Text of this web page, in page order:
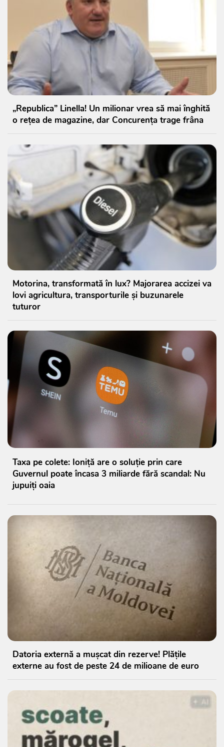
„Republica” Linella! Un milionar vrea să mai înghită
o rețea de magazine, dar Concurența trage frâna
Motorina, transformată în lux? Majorarea accizei va
lovi agricultura, transporturile și buzunarele
tuturor
Taxa pe colete: Ioniță are o soluție prin care
Guvernul poate încasa 3 miliarde fără scandal: Nu
jupuiți oaia
Datoria externă a mușcat din rezerve! Plățile
externe au fost de peste 24 de milioane de euro